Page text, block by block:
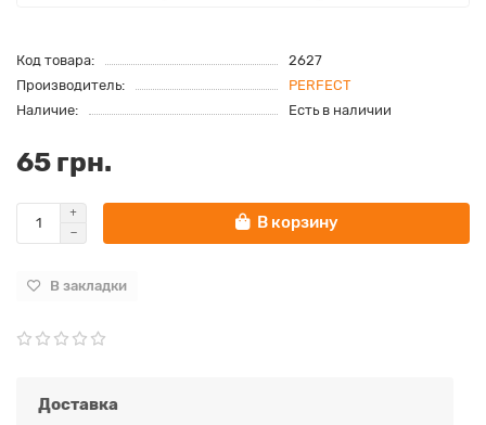
Код товара:
2627
Производитель:
PERFEСT
Наличие:
Есть в наличии
65 грн.
В корзину
В закладки
Доставка